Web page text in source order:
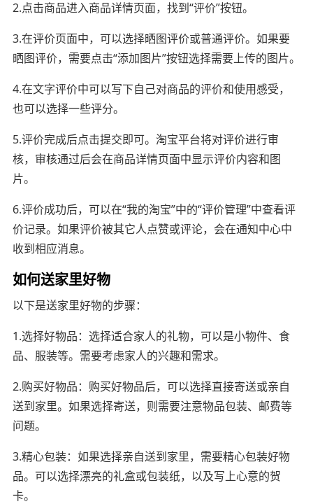
2.点击商品进入商品详情页面，找到“评价”按钮。
3.在评价页面中，可以选择晒图评价或普通评价。如果要
晒图评价，需要点击“添加图片”按钮选择需要上传的图片。
4.在文字评价中可以写下自己对商品的评价和使用感受，
也可以选择一些评分。
5.评价完成后点击提交即可。淘宝平台将对评价进行审
核，审核通过后会在商品详情页面中显示评价内容和图
片。
6.评价成功后，可以在“我的淘宝”中的“评价管理”中查看评
价记录。如果评价被其它人点赞或评论，会在通知中心中
收到相应消息。
如何送家里好物
以下是送家里好物的步骤：
1.选择好物品：选择适合家人的礼物，可以是小物件、食
品、服装等。需要考虑家人的兴趣和需求。
2.购买好物品：购买好物品后，可以选择直接寄送或亲自
送到家里。如果选择寄送，则需要注意物品包装、邮费等
问题。
3.精心包装：如果选择亲自送到家里，需要精心包装好物
品。可以选择漂亮的礼盒或包装纸，以及写上心意的贺
卡。